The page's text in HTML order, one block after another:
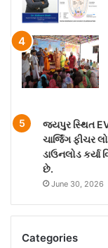
જયપુર સ્થિત
ચાર્જિંગ ફીચર
ડાઉનલોડ
છે.
June 30, 2026
Categories